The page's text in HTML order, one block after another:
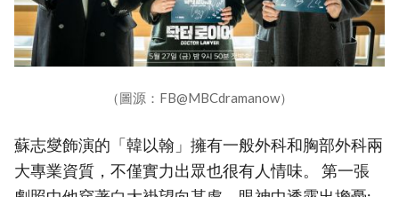
（圖源：FB@MBCdramanow）
蘇志燮飾演的「韓以翰」擁有一般外科和胸部外科兩
大專業資質，不僅實力出眾也很有人情味。 第一張